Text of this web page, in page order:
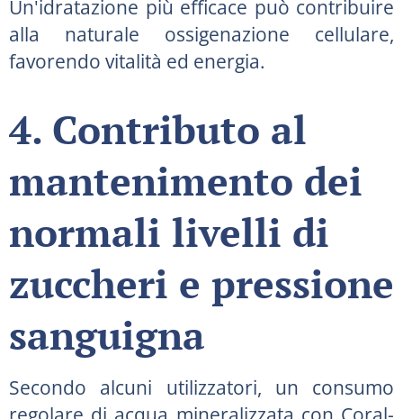
Un'idratazione più efficace può contribuire
alla naturale ossigenazione cellulare,
favorendo vitalità ed energia.
4. Contributo al
mantenimento dei
normali livelli di
zuccheri e pressione
sanguigna
Secondo alcuni utilizzatori, un consumo